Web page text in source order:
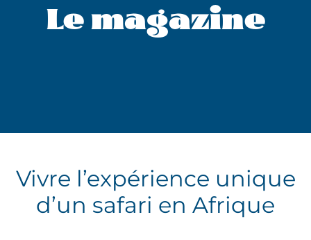
Le magazine
Vivre l’expérience unique
d’un safari en Afrique